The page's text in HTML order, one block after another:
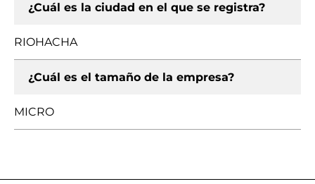
¿Cuál es la ciudad en el que se registra?
RIOHACHA
¿Cuál es el tamaño de la empresa?
MICRO